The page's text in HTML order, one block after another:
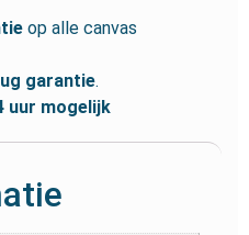
op alle canvas
garantie.
uur mogelijk